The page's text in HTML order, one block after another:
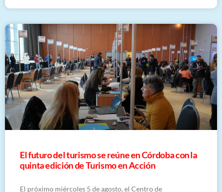
El futuro del turismo se reúne en Córdoba con la
quinta edición de Turismo en Acción
El próximo miércoles 5 de agosto, el Centro de